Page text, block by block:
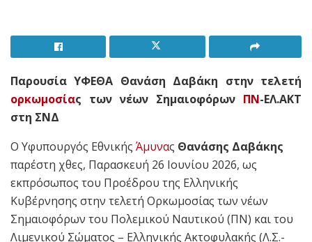
Παρουσία ΥΦΕΘΑ Θανάση Δαβάκη στην τελετή
ορκωμοσίας των νέων Σημαιοφόρων ΠΝ-ΕΛ.ΑΚΤ
στη ΣΝΔ
Ο Υφυπουργός Εθνικής Άμυνας Θανάσης Δαβάκης
παρέστη χθες, Παρασκευή 26 Ιουνίου 2026, ως
εκπρόσωπος του Προέδρου της Ελληνικής
Κυβέρνησης στην τελετή Ορκωμοσίας των νέων
Σημαιοφόρων του Πολεμικού Ναυτικού (ΠΝ) και του
Λιμενικού Σώματος – Ελληνικής Ακτοφυλακής (Λ.Σ.-